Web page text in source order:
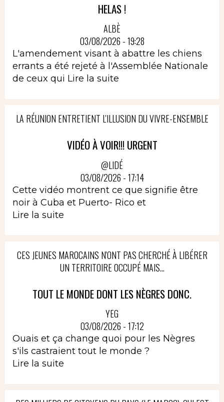
HELAS !
ALBÈ
03/08/2026 - 19:28
L'amendement visant à abattre les chiens
errants a été rejeté à l'Assemblée Nationale
de ceux qui Lire la suite
LA RÉUNION ENTRETIENT L'ILLUSION DU VIVRE-ENSEMBLE
VIDÉO À VOIR!!! URGENT
@LIDÉ
03/08/2026 - 17:14
Cette vidéo montrent ce que signifie être
noir à Cuba et Puerto- Rico et
Lire la suite
CES JEUNES MAROCAINS N'ONT PAS CHERCHÉ À LIBÉRER
UN TERRITOIRE OCCUPÉ MAIS...
TOUT LE MONDE DONT LES NÈGRES DONC.
YEG
03/08/2026 - 17:12
Ouais et ça change quoi pour les Nègres
s'ils castraient tout le monde ?
Lire la suite